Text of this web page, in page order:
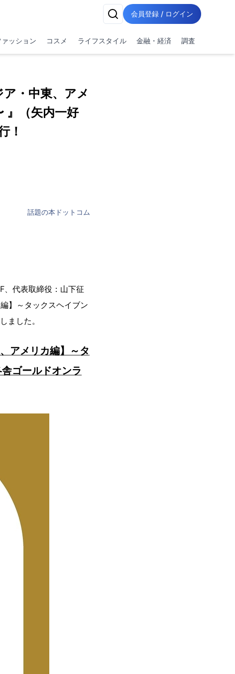
会員登録 / ログイン
ァッション コスメ ライフスタイル 金融・経済 調査
・中東、アメ
』（矢内一好
！
話題の本ドットコム
、代表取締役：山下征
】～タックスヘイブン
ました。
アメリカ編】～タ
ゴールドオンラ